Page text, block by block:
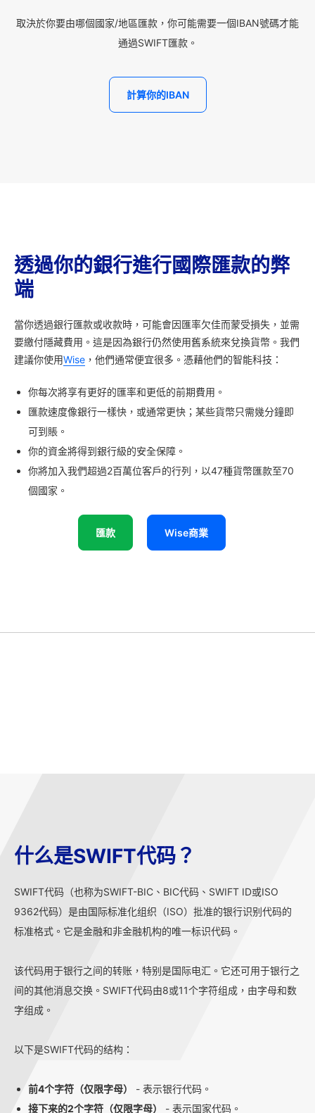
取決於你要由哪個國家/地區匯款，你可能需要一個IBAN號碼才能
通過SWIFT匯款。
計算你的IBAN
透過你的銀行進行國際匯款的弊
端
當你透過銀行匯款或收款時，可能會因匯率欠佳而蒙受損失，並需
要繳付隱藏費用。這是因為銀行仍然使用舊系統來兌換貨幣。我們
建議你使用Wise ，他們通常便宜很多。憑藉他們的智能科技：
你每次將享有更好的匯率和更低的前期費用。
匯款速度像銀行一樣快，或通常更快；某些貨幣只需幾分鐘即
可到賬。
你的資金將得到銀行級的安全保障。
你將加入我們超過2百萬位客戶的行列，以47種貨幣匯款至70
個國家。
匯款 Wise商業
什么是SWIFT代码？
SWIFT代码（也称为SWIFT-BIC、BIC代码、SWIFT ID或ISO
9362代码）是由国际标准化组织（ISO）批准的银行识别代码的
标准格式。它是金融和非金融机构的唯一标识代码。
该代码用于银行之间的转账，特别是国际电汇。它还可用于银行之
间的其他消息交换。SWIFT代码由8或11个字符组成，由字母和数
字组成。
以下是SWIFT代码的结构：
前4个字符（仅限字母）
- 表示银行代码。
接下来的2个字符（仅限字母）
- 表示国家代码。